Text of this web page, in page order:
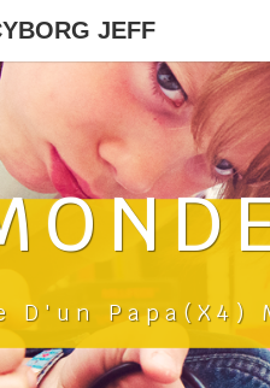
JEFF
D'un Papa(x4)